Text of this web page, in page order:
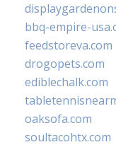
bbq-empire-
feedstoreva.com
drogopets.com
ediblechalk.com
oaksofa.com
soultacohtx.com